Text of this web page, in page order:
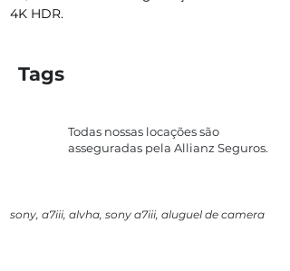
4K HDR.
Tags
Todas nossas locações são
asseguradas pela Allianz Seguros.
sony, a7iii, alvha, sony a7iii, aluguel de camera